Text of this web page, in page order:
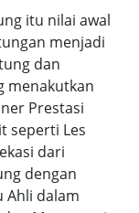
itu nilai awal
menjadi
dan
menakutkan
Prestasi
seperti Les
dari
dengan
Ahli dalam